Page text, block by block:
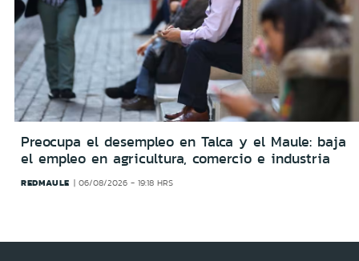
Preocupa el desempleo en Talca y el Maule: baja
el empleo en agricultura, comercio e industria
REDMAULE 06/08/2026 - 19:18 HRS